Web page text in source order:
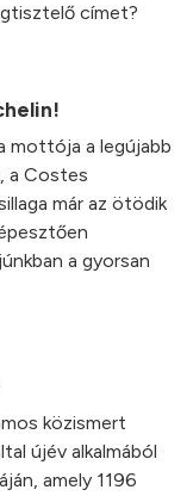
címet?
mottója a legújabb
a Costes
már az ötödik
a gyorsan
közismert
újév alkalmából
amely 1196